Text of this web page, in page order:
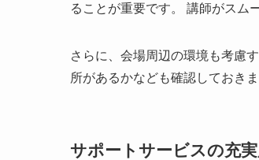
ることが重要です。 講師がスム
さらに、会場周辺の環境も考慮
所があるかなども確認しておき
サポートサービスの充